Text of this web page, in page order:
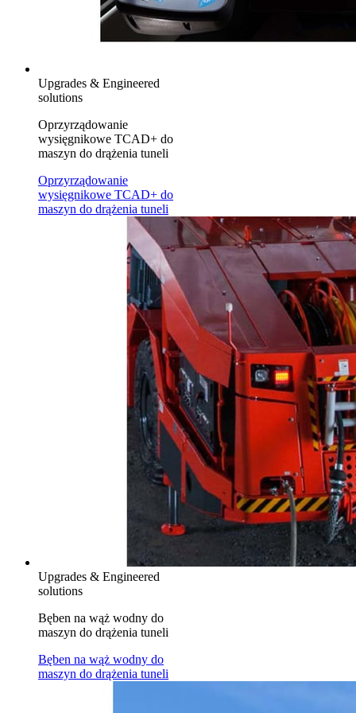
Upgrades & Engineered
solutions
Oprzyrządowanie
wysięgnikowe TCAD+ do
maszyn do drążenia tuneli
Oprzyrządowanie
wysięgnikowe TCAD+ do
maszyn do drążenia tuneli
Upgrades & Engineered
solutions
Bęben na wąż wodny do
maszyn do drążenia tuneli
Bęben na wąż wodny do
maszyn do drążenia tuneli